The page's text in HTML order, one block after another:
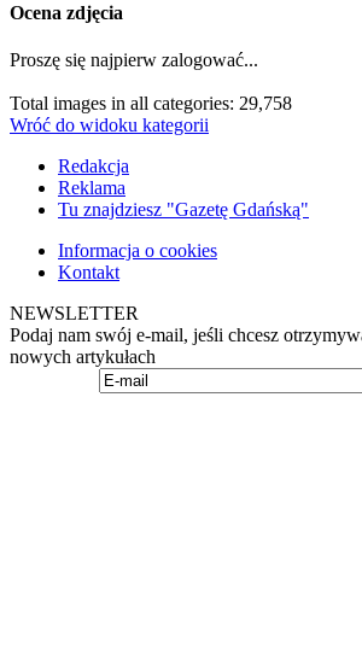
Ocena zdjęcia
Proszę się najpierw zalogować...
Total images in all categories: 29,758
Wróć do widoku kategorii
Redakcja
Reklama
Tu znajdziesz "Gazetę Gdańską"
Informacja o cookies
Kontakt
NEWSLETTER
Podaj nam swój e-mail, jeśli chcesz
nowych artykułach